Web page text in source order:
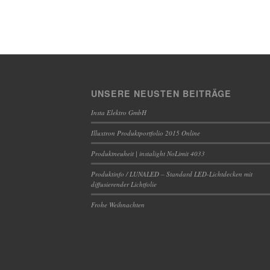
UNSERE NEUSTEN BEITRÄGE
Insta Elektro GmbH
Illuxtron Produktportfolio 2015 Online
Produktneuheit | instalight NoLimit 4033
Produktinfo / LUNALED – Standard LED-Lichtdecken mit
diffusierender Lichtfolie
Frohe Weihnachten